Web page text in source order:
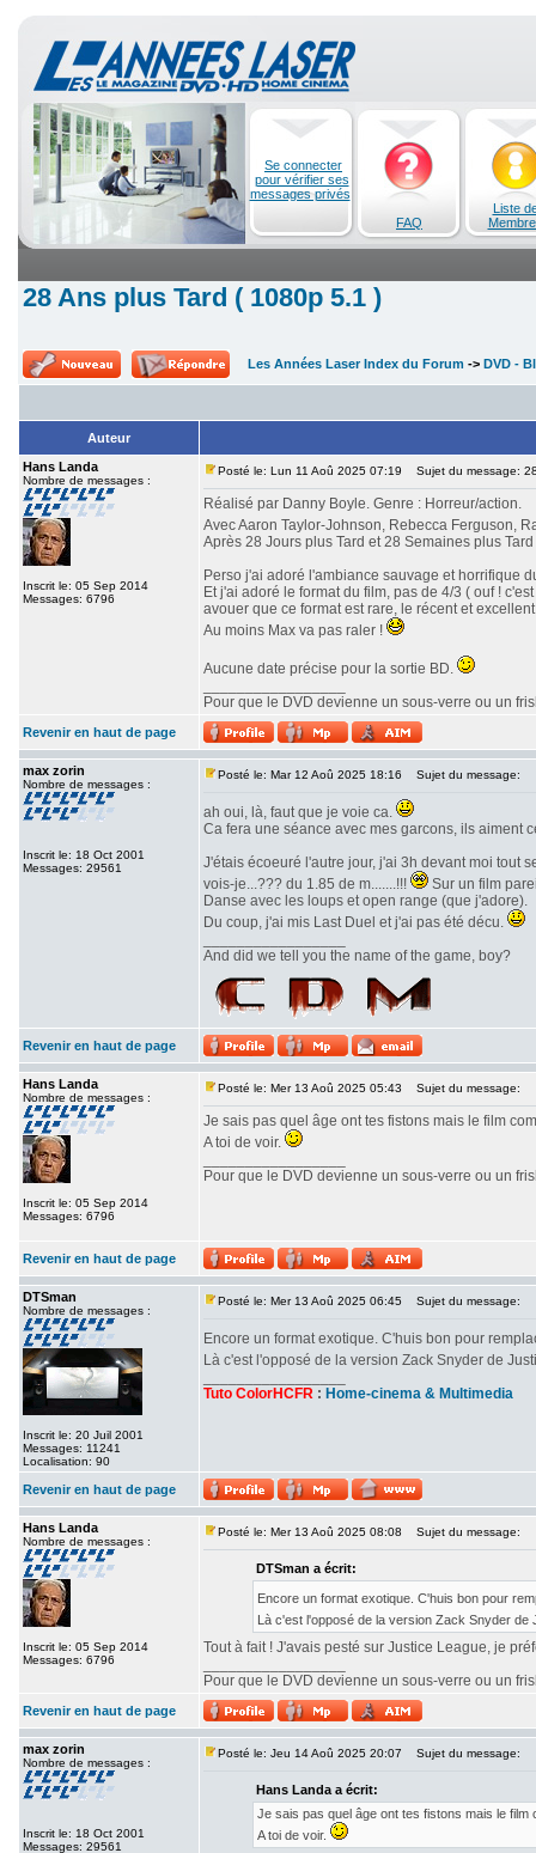
Se connecter
pour vérifier ses
messages privés
FAQ
Liste
28 Ans plus Tard ( 1080p 5.1 )
Les Années Laser Index du Forum -> DVD -
Auteur
Hans Landa
Nombre de messages :
Inscrit le: 05 Sep 2014
Messages: 6796
Posté le: Lun 11 Aoû 2025 07:19 Sujet du message:
Réalisé par Danny Boyle. Genre : Horreur/action.
Avec Aaron Taylor-Johnson, Rebecca Ferguson,
Après 28 Jours plus Tard et 28 Semaines plus
Perso j'ai adoré l'ambiance sauvage et horrifique
Et j'ai adoré le format du film, pas de 4/3 ( ouf !
avouer que ce format est rare, le récent et
Au moins Max va pas raler !
Aucune date précise pour la sortie BD.
Pour que le DVD devienne un sous-verre ou un
Revenir en haut de page
max zorin
Nombre de messages :
Inscrit le: 18 Oct 2001
Messages: 29561
Posté le: Mar 12 Aoû 2025 18:16 Sujet du message:
ah oui, là, faut que je voie ca.
Ca fera une séance avec mes garcons, ils aiment
J'étais écoeuré l'autre jour, j'ai 3h devant moi tout
vois-je...??? du 1.85 de m.......!!!
Sur un film
Danse avec les loups et open range (que j'adore).
Du coup, j'ai mis Last Duel et j'ai pas été décu.
And did we tell you the name of the game, boy?
Revenir en haut de page
Hans Landa
Nombre de messages :
Inscrit le: 05 Sep 2014
Messages: 6796
Posté le: Mer 13 Aoû 2025 05:43 Sujet du message:
Je sais pas quel âge ont tes fistons mais le film
A toi de voir.
Pour que le DVD devienne un sous-verre ou un
Revenir en haut de page
DTSman
Nombre de messages :
Inscrit le: 20 Juil 2001
Messages: 11241
Localisation: 90
Posté le: Mer 13 Aoû 2025 06:45 Sujet du message:
Encore un format exotique. C'huis bon pour
Là c'est l'opposé de la version Zack Snyder de
Tuto ColorHCFR : Home-cinema & Multimedia
Revenir en haut de page
Hans Landa
Nombre de messages :
Inscrit le: 05 Sep 2014
Messages: 6796
Posté le: Mer 13 Aoû 2025 08:08 Sujet du message:
DTSman a écrit:
Encore un format exotique. C'huis bon pour
Là c'est l'opposé de la version Zack Snyder de
Tout à fait ! J'avais pesté sur Justice League, je
Pour que le DVD devienne un sous-verre ou un
Revenir en haut de page
max zorin
Nombre de messages :
Inscrit le: 18 Oct 2001
Messages: 29561
Posté le: Jeu 14 Aoû 2025 20:07 Sujet du message:
Hans Landa a écrit:
Je sais pas quel âge ont tes fistons mais le
A toi de voir.